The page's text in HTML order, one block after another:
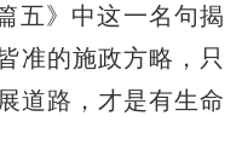
五》中这一名句揭
准的施政方略，只
道路，才是有生命